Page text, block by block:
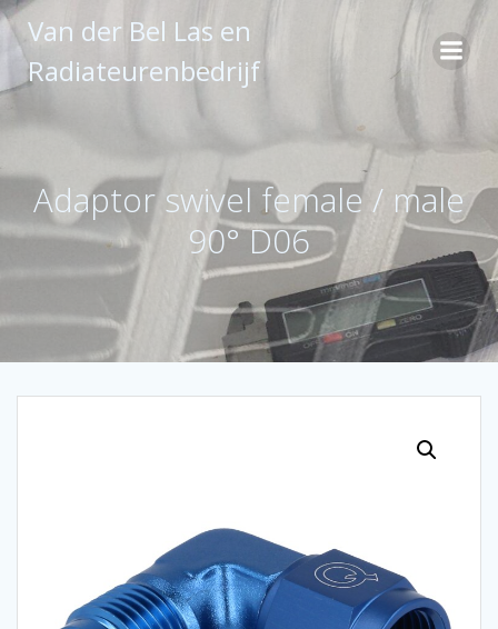
Ga
naar
inhoud
Van der Bel Las en
Radiateurenbedrijf
Adaptor swivel female / male
90° D06